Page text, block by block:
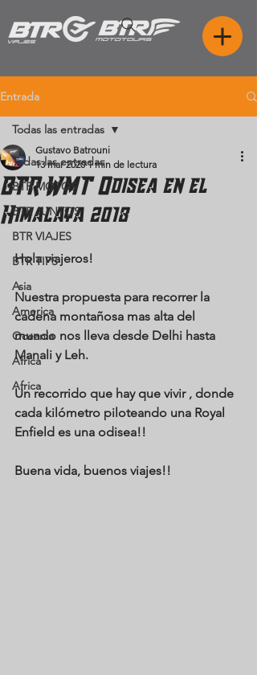
Entrada
Todas las entradas
BTR MOTOS
BTR JUNTOS
BTR VIAJES
BTR TIPS
Asia
America
Oceania
Africa
Africa
Todas las entradas
BTR WMT Odisea en el
Himalaya 2018
Gustavo Batrouni
13 mar 2020 1 min de lectura
Hola viajeros!
Nuestra propuesta para recorrer la
cadena montañosa mas alta del
mundo nos lleva desde Delhi hasta
Manali y Leh.
Un recorrido que hay que vivir , donde
cada kilómetro piloteando una Royal
Enfield es una odisea!!
Buena vida, buenos viajes!!